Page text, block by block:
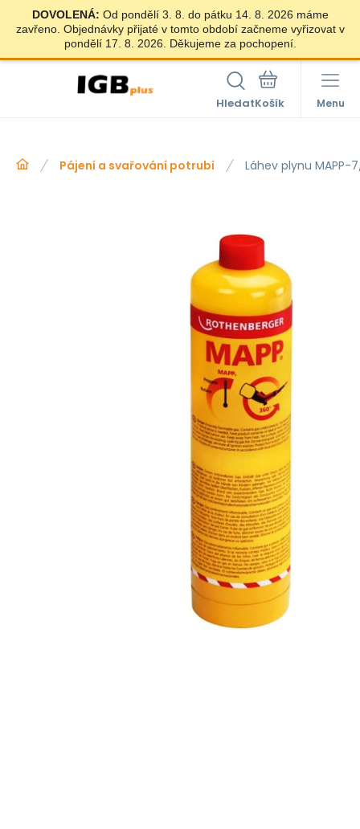
DOVOLENÁ: Od pondělí 3. 8. do pátku 14. 8. 2026 máme
zavřeno. Objednávky přijaté v tomto období začneme vyřizovat v
pondělí 17. 8. 2026. Děkujeme za pochopení.
Hledat Menu
Pájení a svařování potrubí Láhev plynu MAPP-